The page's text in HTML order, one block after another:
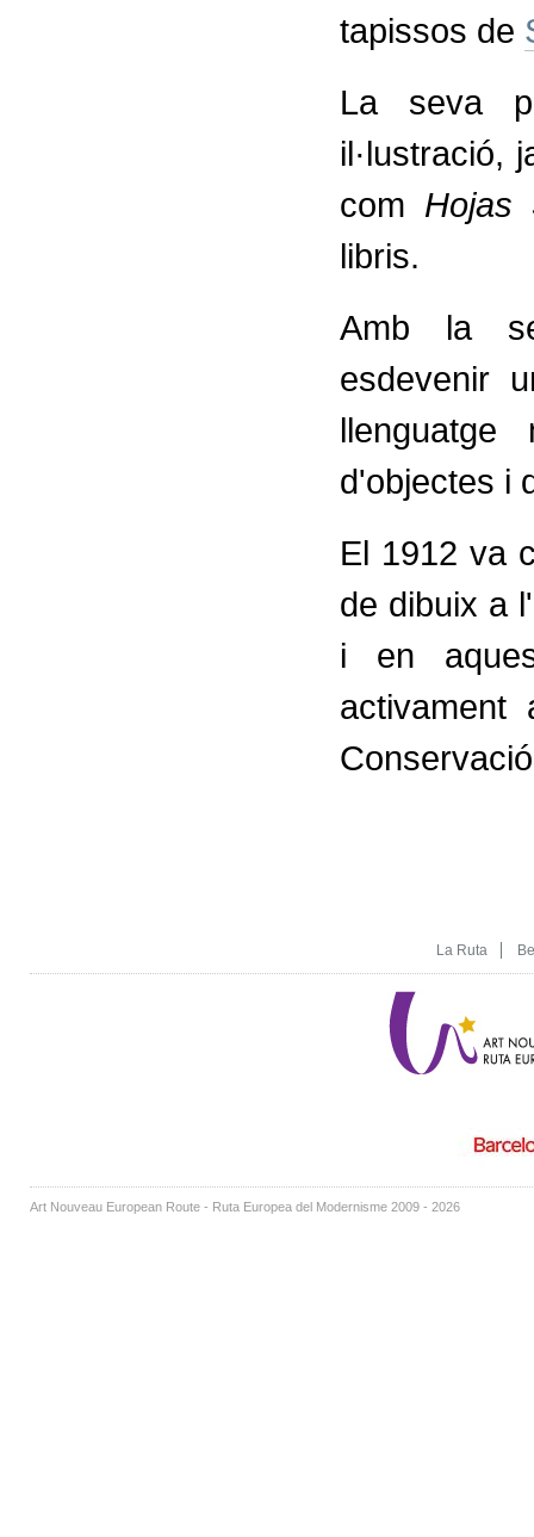
tapissos de
La seva
il·lustració,
com Hojas
libris.
Amb la
esdevenir
d'objectes i
El 1912 va
de dibuix a
i en
La Ruta
Art Nouveau European Route - Ruta Europea del Modernisme 2009 - 2026